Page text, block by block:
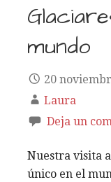
mundo
20
Laura
Deja un
Nuestra visita
único en el